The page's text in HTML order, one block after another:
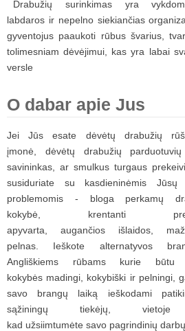
Drabužių surinkimas yra
labdaros ir nepelno siekiančias
gyventojus paaukoti rūbus švarius,
tolimesniam dėvėjimui, kas yra labai
versle
O dabar apie Jus
Jei Jūs esate dėvėtų drabužių
įmonė, dėvėtų drabužių
savininkas, ar smulkus turgaus
susiduriate su kasdieninėmis Jūsų
problemomis - bloga perkamų
kokybė, krentanti
apyvarta, augančios išlaidos,
pelnas. Ieškote alternatyvos
Angliškiems rūbams kurie būtu
kokybės madingi, kokybiški ir pelningi,
savo brangų laiką ieškodami
sąžiningų tiekėjų,
kad užsiimtumėte savo pagrindinių